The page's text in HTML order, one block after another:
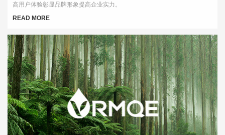
高用户体验彰显品牌形象提高企业实力。
READ MORE